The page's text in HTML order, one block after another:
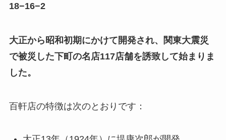
18−16−2
大正から昭和初期にかけて開発され、関東大震災
で被災した下町の名店117店舗を誘致して始まりま
した。
百軒店の特徴は次のとおりです：